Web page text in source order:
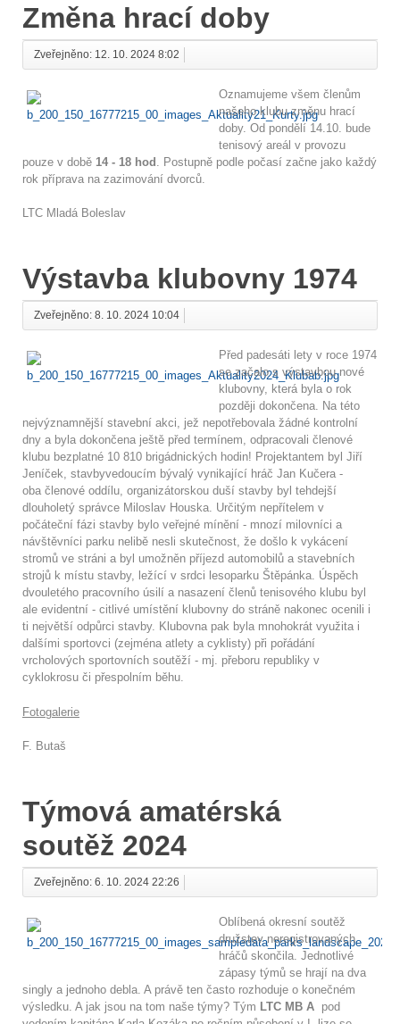
Změna hrací doby
Zveřejněno: 12. 10. 2024 8:02
Oznamujeme všem členům
našeho klubu změnu hrací
doby. Od pondělí 14.10. bude
tenisový areál v provozu
pouze v době 14 - 18 hod
. Postupně podle počasí začne jako každý
rok příprava na zazimování dvorců.
LTC Mladá Boleslav
Výstavba klubovny 1974
Zveřejněno: 8. 10. 2024 10:04
Před padesáti lety v roce 1974
se začalo s výstavbou nové
klubovny, která byla o rok
později dokončena. Na této
nejvýznamnější stavební akci, jež nepotřebovala žádné kontrolní
dny a byla dokončena ještě před termínem, odpracovali členové
klubu bezplatné 10 810 brigádnických hodin! Projektantem byl Jiří
Jeníček, stavbyvedoucím bývalý vynikající hráč Jan Kučera -
oba členové oddílu, organizátorskou duší stavby byl tehdejší
dlouholetý správce Miloslav Houska. Určitým nepřítelem v
počáteční fázi stavby bylo veřejné mínění - mnozí milovníci a
návštěvníci parku nelibě nesli skutečnost, že došlo k vykácení
stromů ve stráni a byl umožněn příjezd automobilů a stavebních
strojů k místu stavby, ležící v srdci lesoparku Štěpánka. Úspěch
dvouletého pracovního úsilí a nasazení členů tenisového klubu byl
ale evidentní - citlivé umístění klubovny do stráně nakonec ocenili i
ti největší odpůrci stavby. Klubovna pak byla mnohokrát využita i
dalšími sportovci (zejména atlety a cyklisty) při pořádání
vrcholových sportovních soutěží - mj. přeboru republiky v
cyklokrosu či přespolním běhu.
Fotogalerie
F. Butaš
Týmová amatérská
soutěž 2024
Zveřejněno: 6. 10. 2024 22:26
Oblíbená okresní soutěž
družstev neregistrovaných
hráčů skončila. Jednotlivé
zápasy týmů se hrají na dva
singly a jednoho debla. A právě ten často rozhoduje o konečném
výsledku. A jak jsou na tom naše týmy? Tým LTC MB A pod